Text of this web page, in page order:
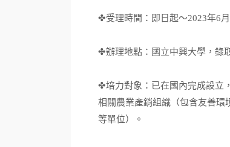
✤受理時間：即日起～2023年6
✤辦理地點：國立中興大學，錄
✤培力對象：已在國內完成設立
相關農業產銷組織（包含友善環
等單位）。